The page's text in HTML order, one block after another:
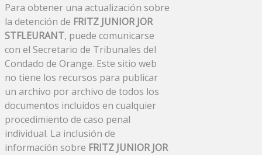
Para obtener una actualización sobre
la detención de FRITZ JUNIOR JOR
STFLEURANT, puede comunicarse
con el Secretario de Tribunales del
Condado de Orange. Este sitio web
no tiene los recursos para publicar
un archivo por archivo de todos los
documentos incluidos en cualquier
procedimiento de caso penal
individual. La inclusión de
información sobre FRITZ JUNIOR JOR